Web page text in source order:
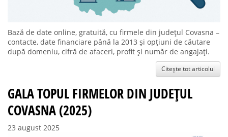
Bază de date online, gratuită, cu firmele din județul Covasna –
contacte, date financiare până la 2013 și opțiuni de căutare
după domeniu, cifră de afaceri, profit și număr de angajați.
Citește tot articolul
GALA TOPUL FIRMELOR DIN JUDEȚUL
COVASNA (2025)
23 august 2025